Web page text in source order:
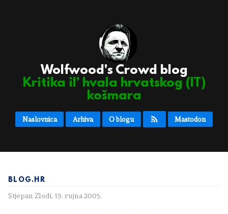
Wolfwood's Crowd blog
Kritika il’ hvala hrvatskog (IT)
košmara
Naslovnica Arhiva O blogu Mastodon
BLOG.HR
Stjepan Zlodi, 19. rujna 2005.